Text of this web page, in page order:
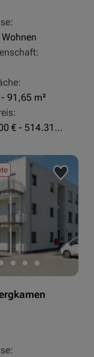
91,65 m²
333.200,00 € - 514.310,00 €